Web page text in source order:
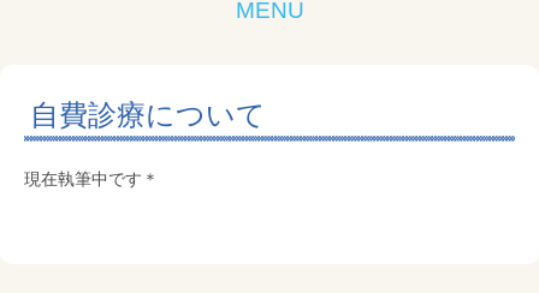
MENU
自費診療について
現在執筆中です＊